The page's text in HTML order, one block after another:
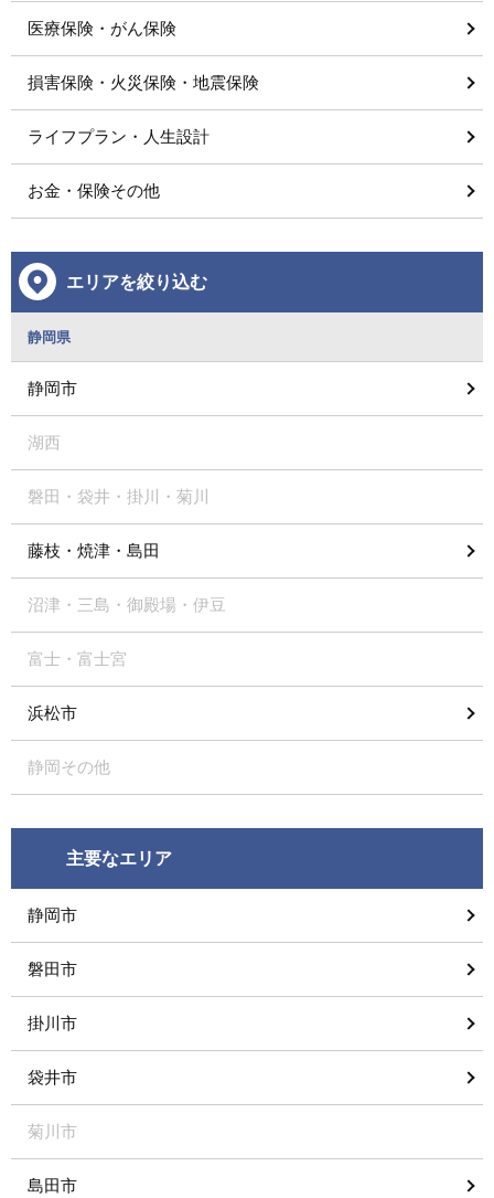
医療保険・がん保険
損害保険・火災保険・地震保険
ライフプラン・人生設計
お金・保険その他
エリアを絞り込む
静岡県
静岡市
湖西
磐田・袋井・掛川・菊川
藤枝・焼津・島田
沼津・三島・御殿場・伊豆
富士・富士宮
浜松市
静岡その他
主要なエリア
静岡市
磐田市
掛川市
袋井市
菊川市
島田市